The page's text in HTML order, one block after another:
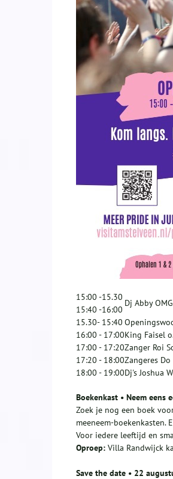
15:00 -15.30
15:40 -16:00
Dj Abby
15.30- 15:40
16:00 - 17:00King Faisel
17:00 - 17:20Zanger Roi
17:20 - 18:00Zangeres Do
18:00 - 19:00Dj's Joshua
Boekenkast • Neem eens
Zoek je nog een boek
meeneem-
Voor iedere leeftijd en
Oproep: Villa Randwijck
Save the date • 22